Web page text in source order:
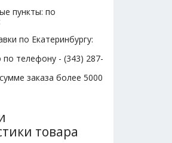
пункты: по
по Екатеринбургу:
телефону - (343) 287-
заказа более 5000
товара